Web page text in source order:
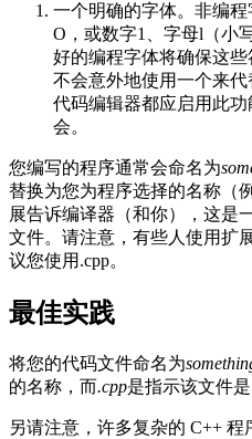
一个明确的字体。非编
O，或数字1、字母l（小
好的编程字体将确保这
不会意外地使用一个来
代码编辑器都应启用此
会。
您编写的程序通常会命名为
替换为您为程序选择的名称（
展告诉编译器（和你），这是
文件。请注意，有些人使用扩
议您使用.cpp。
最佳实践
将您的代码文件命名为
的名称，而.cpp是指示该文件
另请注意，许多复杂的 C++